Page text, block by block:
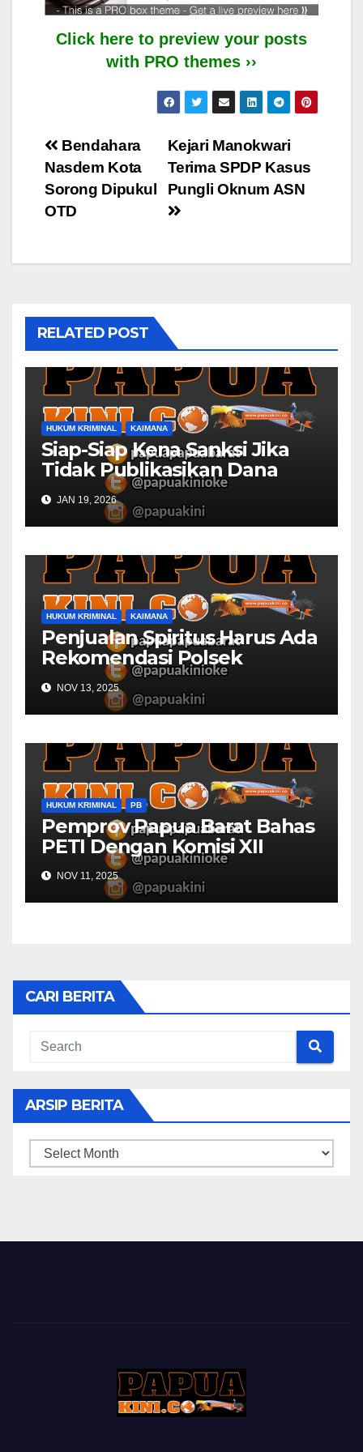
Click here to preview your posts
with PRO themes ››
Post
navigation
Kejari Manokwari
Terima SPDP Kasus
Pungli Oknum ASN
Bendahara
Nasdem Kota
Sorong Dipukul
OTD
RELATED POST
HUKUM KRIMINAL KAIMANA
Siap-Siap Kena Sanksi Jika
Tidak Publikasikan Dana
Desa
JAN 19, 2026
HUKUM KRIMINAL KAIMANA
Penjualan Spiritus Harus Ada
Rekomendasi Polsek
Kaimana
NOV 13, 2025
HUKUM KRIMINAL PB
Pemprov Papua Barat Bahas
PETI Dengan Komisi XII
NOV 11, 2025
CARI BERITA
ARSIP BERITA
ARSIP